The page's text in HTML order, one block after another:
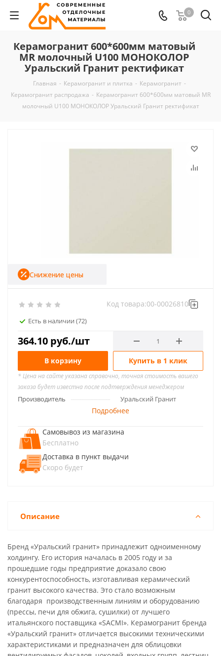
0
Керамогранит 600*600мм матовый
MR молочный U100 МОНОКОЛОР
Уральский Гранит ректификат
Главная - Керамогранит и плитка - Керамогранит -
Керамогранит распродажа - Керамогранит 600*600мм матовый MR
молочный U100 МОНОКОЛОР Уральский Гранит ректификат
Есть в наличии (72)
Код товара:00-00026810
364.10 руб./шт
Снижение цены
В корзину Купить в 1 клик
* Цена на сайте указана справочно, точная стоимость вашего
заказа будет известна после подтверждения менеджером
Производитель Уральский Гранит
Подробнее
Самовывоз из магазина
Бесплатно
Доставка в пункт выдачи
Скоро будет
Описание
Бренд «Уральский гранит» принадлежит одноименному
холдингу. Его история началась в 2005 году и за
прошедшие годы предприятие доказало свою
конкурентоспособность, изготавливая керамический
гранит высокого качества. Это стало возможным
благодаря производственным линиям и оборудованию
(прессы, печи для обжига, сушилки) от лучшего
итальянского поставщика «SACMI». Керамогранит бренда
«Уральский гранит» отличается высокими техническими
характеристиками и предназначен для облицовки